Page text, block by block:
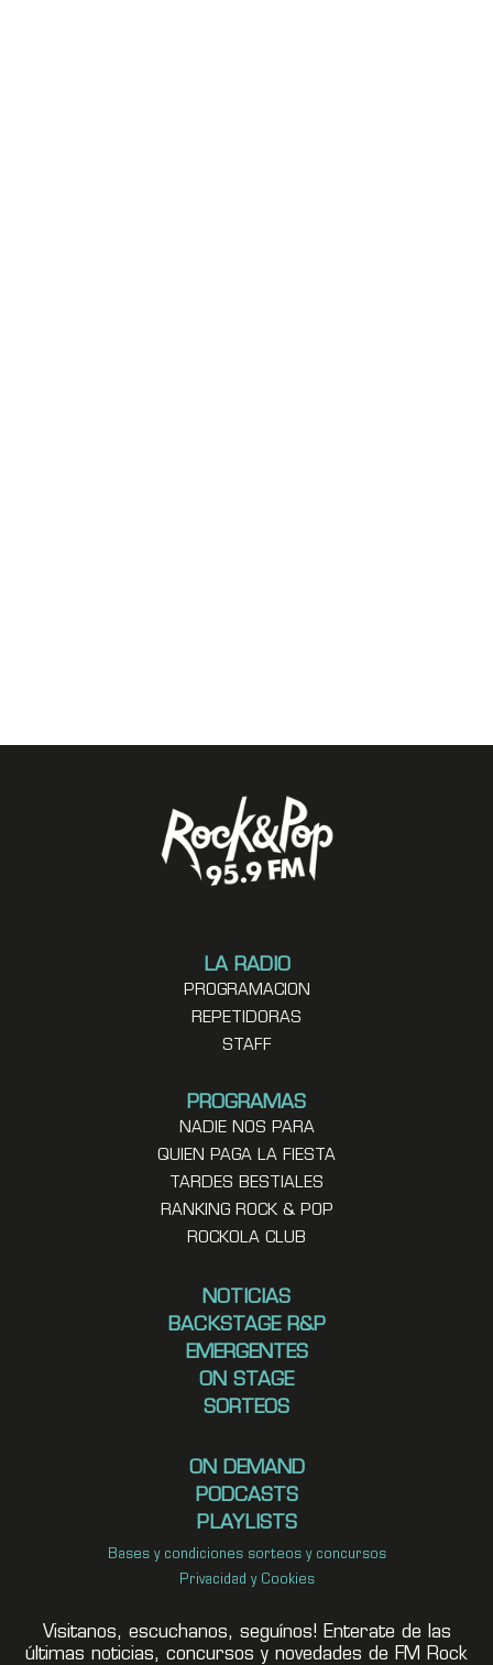
LA RADIO
PROGRAMACION
REPETIDORAS
STAFF
PROGRAMAS
NADIE NOS PARA
QUIEN PAGA LA FIESTA
TARDES BESTIALES
RANKING ROCK & POP
ROCKOLA CLUB
NOTICIAS
BACKSTAGE R&P
EMERGENTES
ON STAGE
SORTEOS
ON DEMAND
PODCASTS
PLAYLISTS
Bases y condiciones sorteos y concursos
Privacidad y Cookies
Visitanos, escuchanos, seguínos! Enterate de las
últimas noticias, concursos y novedades de FM Rock